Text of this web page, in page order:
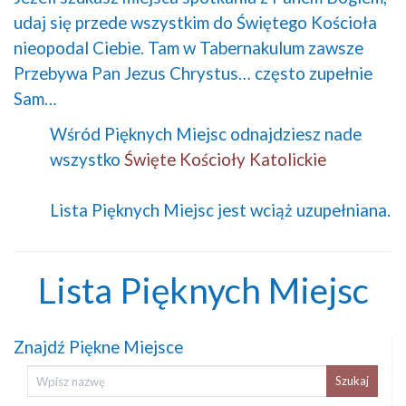
udaj się przede wszystkim do Świętego Kościoła
nieopodal Ciebie. Tam w Tabernakulum zawsze
Przebywa Pan Jezus Chrystus… często zupełnie
Sam…
Wśród Pięknych Miejsc odnajdziesz nade
wszystko Święte Kościoły Katolickie
Lista Pięknych Miejsc jest wciąż uzupełniana.
Lista Pięknych Miejsc
Znajdź Piękne Miejsce
Szukaj